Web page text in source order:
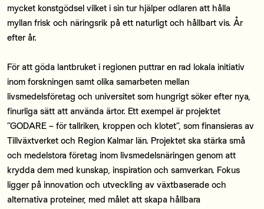
mycket konstgödsel vilket i sin tur hjälper odlaren att hålla
myllan frisk och näringsrik på ett naturligt och hållbart vis. År
efter år.
För att göda lantbruket i regionen puttrar en rad lokala initiativ
inom forskningen samt olika samarbeten mellan
livsmedelsföretag och universitet som hungrigt söker efter nya,
finurliga sätt att använda ärtor. Ett exempel är projektet
”GODARE – för tallriken, kroppen och klotet”, som finansieras av
Tillväxtverket och Region Kalmar län. Projektet ska stärka små
och medelstora företag inom livsmedelsnäringen genom att
krydda dem med kunskap, inspiration och samverkan. Fokus
ligger på innovation och utveckling av växtbaserade och
alternativa proteiner, med målet att skapa hållbara